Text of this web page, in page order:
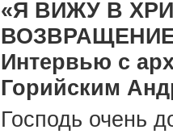
«Я ВИЖУ В
Интервью с
Горийским
Господь очень